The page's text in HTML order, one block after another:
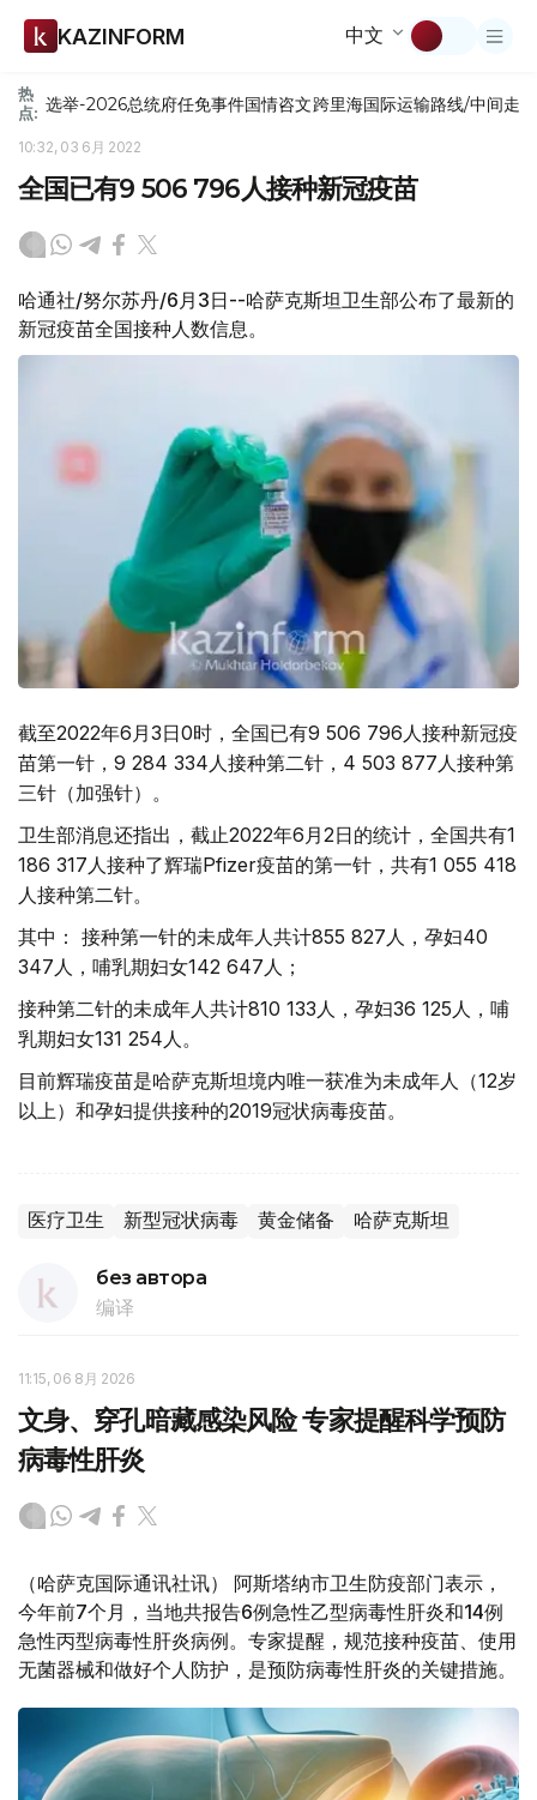
KAZINFORM 中文
热
点: 选举-2026总统府任免事件国情咨文跨里海国际运输路线/中间走廊
10:32, 03 6月 2022
全国已有9 506 796人接种新冠疫苗
哈通社/努尔苏丹/6月3日--哈萨克斯坦卫生部公布了最新的
新冠疫苗全国接种人数信息。
截至2022年6月3日0时，全国已有9 506 796人接种新冠疫
苗第一针，9 284 334人接种第二针，4 503 877人接种第
三针（加强针）。
卫生部消息还指出，截止2022年6月2日的统计，全国共有1
186 317人接种了辉瑞Pfizer疫苗的第一针，共有1 055 418
人接种第二针。
其中： 接种第一针的未成年人共计855 827人，孕妇40
347人，哺乳期妇女142 647人；
接种第二针的未成年人共计810 133人，孕妇36 125人，哺
乳期妇女131 254人。
目前辉瑞疫苗是哈萨克斯坦境内唯一获准为未成年人（12岁
以上）和孕妇提供接种的2019冠状病毒疫苗。
医疗卫生 新型冠状病毒 黄金储备 哈萨克斯坦
без автора
编译
11:15, 06 8月 2026
文身、穿孔暗藏感染风险 专家提醒科学预防
病毒性肝炎
（哈萨克国际通讯社讯） 阿斯塔纳市卫生防疫部门表示，
今年前7个月，当地共报告6例急性乙型病毒性肝炎和14例
急性丙型病毒性肝炎病例。专家提醒，规范接种疫苗、使用
无菌器械和做好个人防护，是预防病毒性肝炎的关键措施。